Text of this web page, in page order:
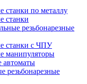
станки по металлу
станки
резьбонарезные
станки с ЧПУ
манипуляторы
автоматы
резьбонарезные